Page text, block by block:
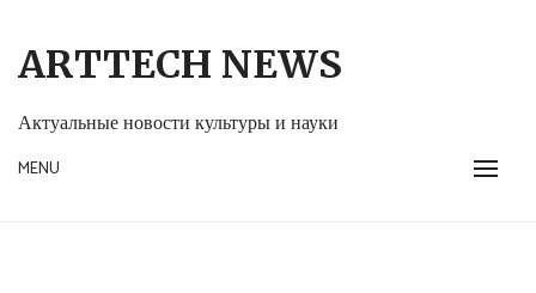
content
ARTTECH NEWS
Актуальные новости культуры и науки
MENU